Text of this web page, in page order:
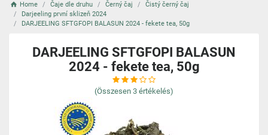
Home Čaje dle druhu Černý čaj
Čistý černý čaj
Darjeeling první sklizeň 2024
DARJEELING SFTGFOPI BALASUN 2024 - fekete tea, 50g
DARJEELING SFTGFOPI BALASUN
2024 - fekete tea, 50g
(Összesen 3 értékelés)